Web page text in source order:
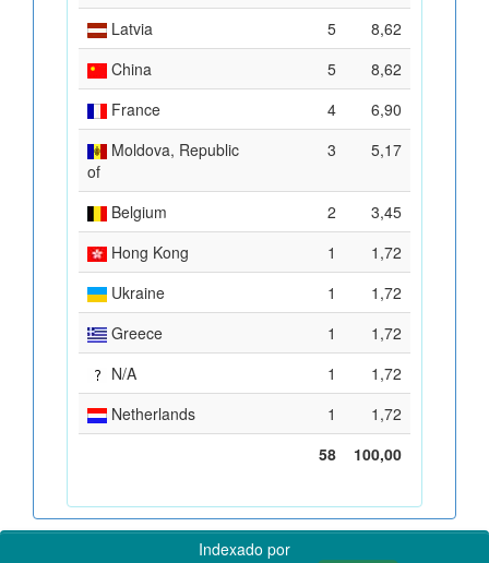
Latvia
5
8,62
China
5
8,62
France
4
6,90
Moldova, Republic
of
3 5,17
Belgium 2
3,45
Hong Kong
1
1,72
Ukraine
1
1,72
Greece
1
1,72
N/A
1
1,72
Netherlands
1
1,72
58
100,00
Indexado por